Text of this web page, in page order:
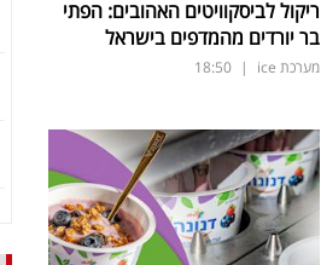
ריקול לביסקוויטים האהובים: הפתי
בר יורדים מהמדפים בישראל
מערכת ice |
18:50